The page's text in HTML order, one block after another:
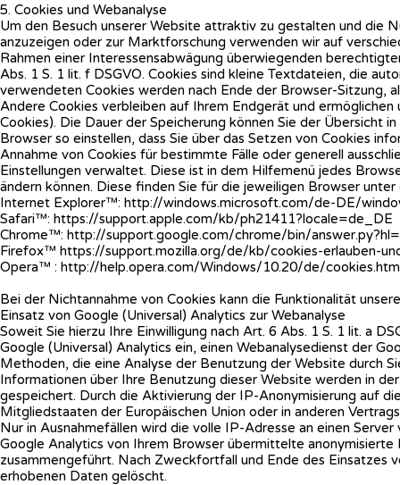
5. Cookies und Webanalyse
Um den Besuch unserer Website attraktiv zu gestalten und die
anzuzeigen oder zur Marktforschung verwenden wir auf
Rahmen einer Interessensabwägung überwiegenden
Abs. 1 S. 1 lit. f DSGVO. Cookies sind kleine Textdateien, die
verwendeten Cookies werden nach Ende der Browser-Sitzung,
Andere Cookies verbleiben auf Ihrem Endgerät und
Cookies). Die Dauer der Speicherung können Sie der Übersicht
Browser so einstellen, dass Sie über das Setzen von Cookies
Annahme von Cookies für bestimmte Fälle oder generell
Einstellungen verwaltet. Diese ist in dem Hilfemenü jedes
ändern können. Diese finden Sie für die jeweiligen Browser
Internet Explorer™: http://windows.microsoft.com/de-DE/
Safari™: https://support.apple.com/kb/ph21411?locale=de_DE
Chrome™: http://support.google.com/chrome/bin/
Firefox™ https://support.mozilla.org/de/kb/cookies-erlauben-
Opera™ : http://help.opera.com/Windows/10.20/de/
Bei der Nichtannahme von Cookies kann die Funktionalität
Einsatz von Google (Universal) Analytics zur Webanalyse
Soweit Sie hierzu Ihre Einwilligung nach Art. 6 Abs. 1 S. 1 lit. a
Google (Universal) Analytics ein, einen Webanalysedienst der
Methoden, die eine Analyse der Benutzung der Website durch
Informationen über Ihre Benutzung dieser Website werden in
gespeichert. Durch die Aktivierung der IP-Anonymisierung auf
Mitgliedstaaten der Europäischen Union oder in anderen
Nur in Ausnahmefällen wird die volle IP-Adresse an einen
Google Analytics von Ihrem Browser übermittelte
zusammengeführt. Nach Zweckfortfall und Ende des Einsatzes
erhobenen Daten gelöscht.